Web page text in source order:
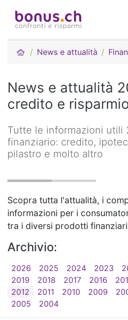
News e attualità
News e attualità
credito e
Tutte le informazioni utili
finanziario: credito,
pilastro e molto altro
Scopra tutta l'attualità, i
informazioni per i
tra i diversi prodotti
Archivio:
2026 2025 2024 2023
2019
2018 2017 2016
2012
2011 2010 2009
2005
2004